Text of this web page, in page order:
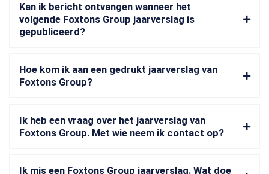
Kan ik bericht ontvangen wanneer het
volgende Foxtons Group jaarverslag is
gepubliceerd?
Hoe kom ik aan een gedrukt jaarverslag van
Foxtons Group?
Ik heb een vraag over het jaarverslag van
Foxtons Group. Met wie neem ik contact op?
Ik mis een Foxtons Group jaarverslag. Wat doe